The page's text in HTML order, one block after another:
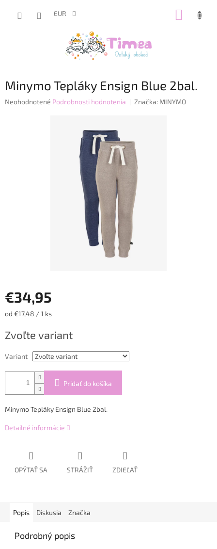
EUR
Minymo Tepláky Ensign Blue 2bal.
Priemerné
Neohodnotené Podrobnosti hodnotenia Značka: MINYMO
€34,95
Jednotková
od €17,48 / 1 ks
Zvoľte variant
Variant
Pridať do košíka
Minymo Tepláky Ensign Blue 2bal.
Detailné informácie
OPÝTAŤ SA STRÁŽIŤ ZDIEĽAŤ
Popis Diskusia Značka
Podrobný popis